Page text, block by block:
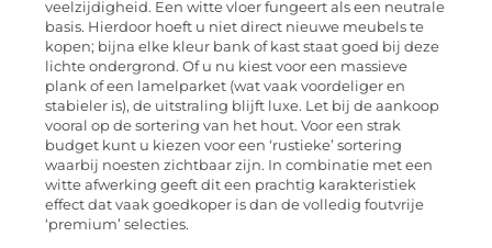
veelzijdigheid. Een witte vloer fungeert als een neutrale
basis. Hierdoor hoeft u niet direct nieuwe meubels te
kopen; bijna elke kleur bank of kast staat goed bij deze
lichte ondergrond. Of u nu kiest voor een massieve
plank of een lamelparket (wat vaak voordeliger en
stabieler is), de uitstraling blijft luxe. Let bij de aankoop
vooral op de sortering van het hout. Voor een strak
budget kunt u kiezen voor een ‘rustieke’ sortering
waarbij noesten zichtbaar zijn. In combinatie met een
witte afwerking geeft dit een prachtig karakteristiek
effect dat vaak goedkoper is dan de volledig foutvrije
‘premium’ selecties.